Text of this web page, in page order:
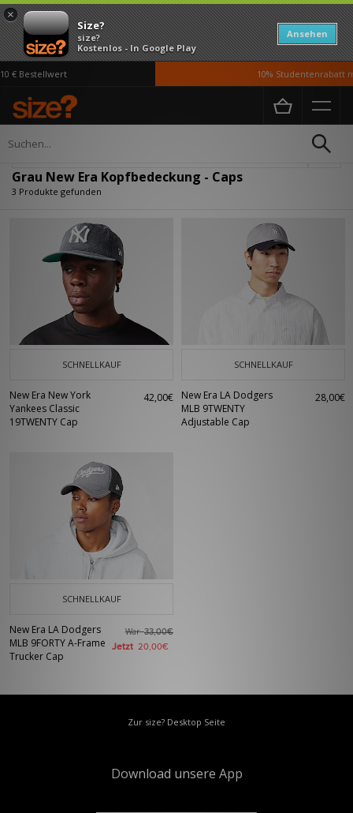
×
Size?
size?
Kostenlos - In Google Play
Ansehen
€ Bestellwert 10% Studentenrabatt
Home Damen
Grau New Era Kopfbedeckung - Caps
3 Produkte gefunden
SCHNELLKAUF
New Era New York
Yankees Classic
19TWENTY Cap
42,00€
SCHNELLKAUF
New Era LA Dodgers
MLB 9TWENTY
Adjustable Cap
28,00€
SCHNELLKAUF
New Era LA Dodgers
MLB 9FORTY A-Frame
Trucker Cap
War33,00€
Jetzt 20,00€
Zur size? Desktop Seite
Download unsere App